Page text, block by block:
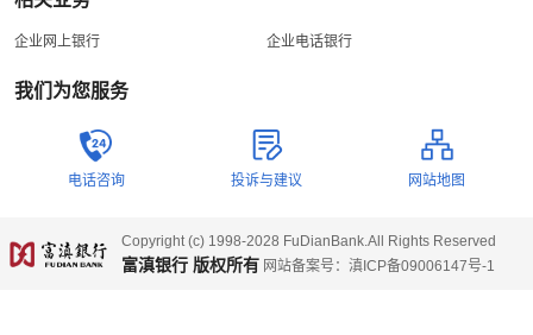
企业网上银行 企业电话银行
我们为您服务
电话咨询 投诉与建议 网站地图
Copyright (c) 1998-2028 FuDianBank.All Rights Reserved
富滇银行 版权所有 网站备案号：滇ICP备09006147号-1